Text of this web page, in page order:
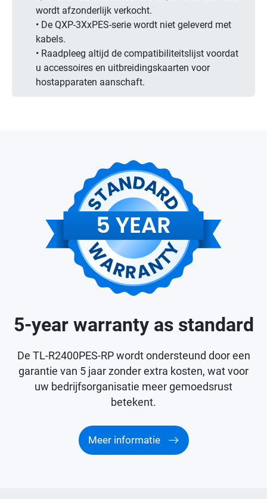
wordt afzonderlijk verkocht.
• De QXP-3XxPES-serie wordt niet geleverd met
kabels.
• Raadpleeg altijd de compatibiliteitslijst voordat
u accessoires en uitbreidingskaarten voor
hostapparaten aanschaft.
5-year warranty as standard
De TL-R2400PES-RP wordt ondersteund door een
garantie van 5 jaar zonder extra kosten, wat voor
uw bedrijfsorganisatie meer gemoedsrust
betekent.
Meer informatie